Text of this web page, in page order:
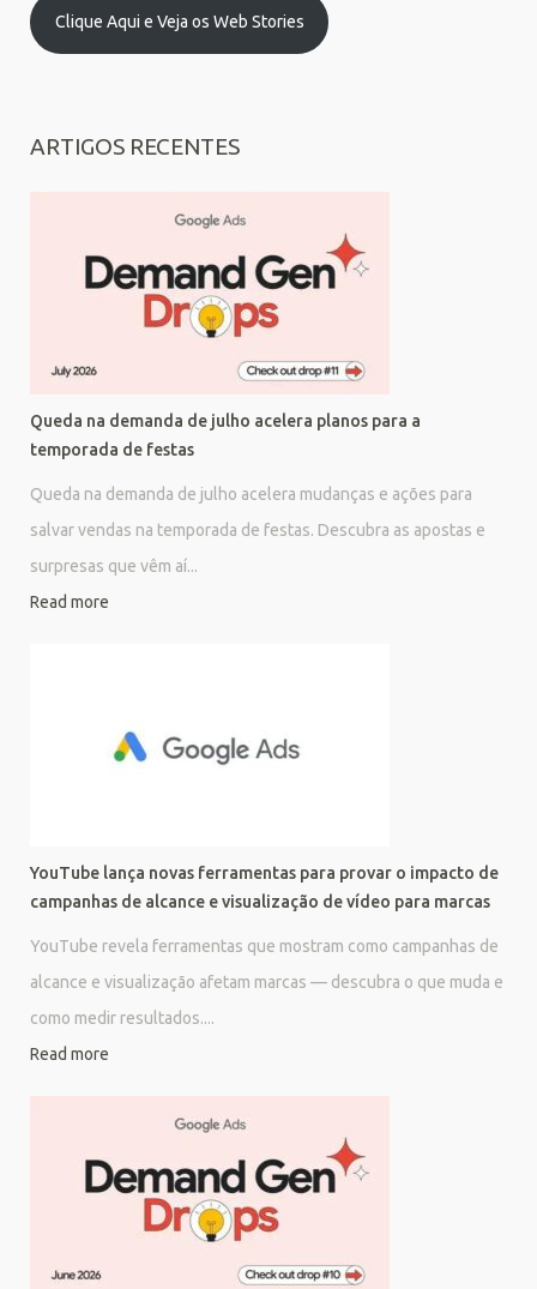
Clique Aqui e Veja os Web Stories
ARTIGOS RECENTES
Queda na demanda de julho acelera planos para a
temporada de festas
Queda na demanda de julho acelera mudanças e ações para
salvar vendas na temporada de festas. Descubra as apostas e
surpresas que vêm aí...
Read more
YouTube lança novas ferramentas para provar o impacto de
campanhas de alcance e visualização de vídeo para marcas
YouTube revela ferramentas que mostram como campanhas de
alcance e visualização afetam marcas — descubra o que muda e
como medir resultados....
Read more